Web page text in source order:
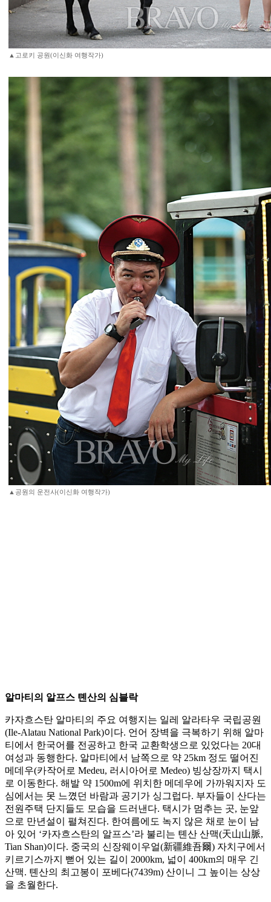
▲고로키 공원(이신화 여행작가)
▲공원의 운전사(이신화 여행작가)
알마티의 알프스 톈산의 심블락
카자흐스탄 알마티의 주요 여행지는 일레 알라타우 국립공원
(Ile-Alatau National Park)이다. 언어 장벽을 극복하기 위해 알마
티에서 한국어를 전공하고 한국 교환학생으로 있었다는 20대
여성과 동행한다. 알마티에서 남쪽으로 약 25km 정도 떨어진
메데우(카작어로 Medeu, 러시아어로 Medeo) 빙상장까지 택시
로 이동한다. 해발 약 1500m에 위치한 메데우에 가까워지자 도
심에서는 못 느꼈던 바람과 공기가 싱그럽다. 부자들이 산다는
전원주택 단지들도 모습을 드러낸다. 택시가 멈추는 곳, 눈앞
으로 만년설이 펼쳐진다. 한여름에도 녹지 않은 채로 눈이 남
아 있어 ‘카자흐스탄의 알프스’라 불리는 톈산 산맥(天山山脈,
Tian Shan)이다. 중국의 신장웨이우얼(新疆維吾爾) 자치구에서
키르기스까지 뻗어 있는 길이 2000km, 넓이 400km의 매우 긴
산맥. 톈산의 최고봉이 포베다(7439m) 산이니 그 높이는 상상
을 초월한다.